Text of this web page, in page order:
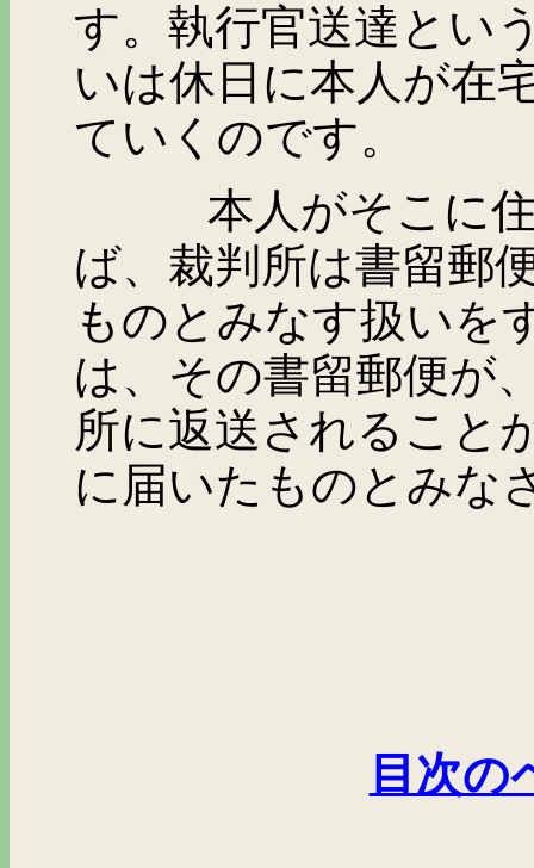
す。執行官送達とい
いは休日に本人が在
ていくのです。
本人がそこに住ん
ば、裁判所は書留郵
ものとみなす扱いを
は、その書留郵便が
所に返送されること
に届いたものとみな
目次の